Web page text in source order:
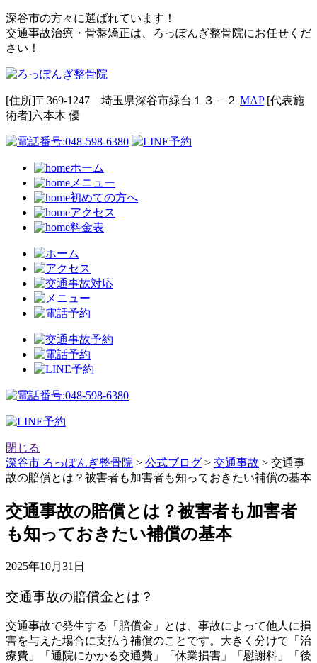
深谷市の方々に選ばれています！
交通事故治療・骨盤矯正は、ろっぽんぎ整骨院にお任せくだ
さい！
[住所]〒369-1247 埼玉県深谷市緑台１３－２ MAP[代表施
術者]六本⽊ 優
ホーム
メニュー
初めての方へ
アクセス
料金表
閉じる
深谷市 ろっぽんぎ整骨院 > 公式ブログ > 交通事故 > 交通事
故の賠償とは？被害者も加害者も知っておきたい補償の基本
交通事故の賠償とは？被害者も加害者
も知っておきたい補償の基本
2025年10月31日
交通事故の賠償金とは？
交通事故で発生する「賠償金」とは、事故によって他人に損
害を与えた場合に支払う補償のことです。大きく分けて「治
療費」「通院にかかる交通費」「休業損害」「慰謝料」「後